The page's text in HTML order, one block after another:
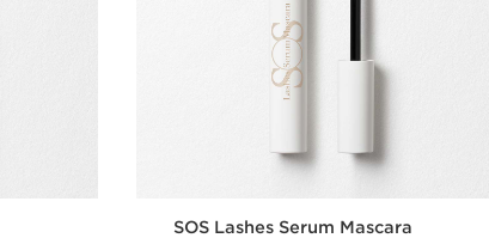
SOS Lashes Serum Mascara